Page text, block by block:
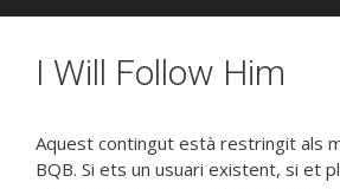
I Will Follow Him
Aquest contingut està restringit als
BQB. Si ets un usuari existent, si et